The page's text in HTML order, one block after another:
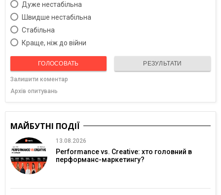
Дуже нестабільна
Швидше нестабільна
Cтабільна
Краще, ніж до війни
ГОЛОСОВАТЬ РЕЗУЛЬТАТИ
Залишити коментар
Архів опитувань
МАЙБУТНІ ПОДІЇ
13.08.2026
Performance vs. Creative: хто головний в
перформанс-маркетингу?